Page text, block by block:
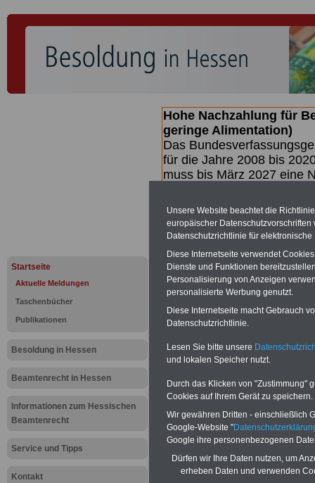
Startseite
Aktuelle Meldungen
Taschenbücher
Publikationen
Besoldung in Hessen
Beamtenrecht in Hessen
Informationen zum Hessischen
Beamtenrecht
Service und Tipps
Kontakt
Hohe Nachzahlung für
geringe Alimentation)
Das
für die Jahre 2008 bis
muss bis März 2027 eine
(Beamte &
geben (Medienberichten
mind.3.000 und 13.000
hierzu eine Broschüre
des Gesetzentwurfs der
(wahrscheinlich im
Broschüre.
Meldung
Stellen an
BEHÖRDEN-ABO
mit drei
25,00 Euro: Wissenswertes für
Unsere Website beachtet die
europäischer
Datenschutzrichtlinie für
Diese Internetseite verwendet
Dienste und Funktionen
Personalisierung von Anzeigen
personalisierte Werbung genutzt.
Diese Internetseite macht Gebrauch
Datenschutzrichtlinie.
Lesen Sie bitte unsere
und lokalen Speicher nutzt.
Durch das Klicken von "Zustimmung"
Cookies auf Ihrem Gerät zu speichern.
Wir gewähren Dritten - einschließlich
Google-Website "
Google ihre personenbezogenen
Dürfen wir Ihre Daten nutzen, um
erheben Daten und verwenden